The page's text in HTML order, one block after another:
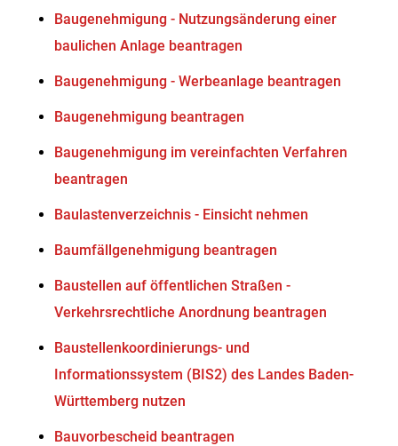
Baugenehmigung - Nutzungsänderung einer
baulichen Anlage beantragen
Baugenehmigung - Werbeanlage beantragen
Baugenehmigung beantragen
Baugenehmigung im vereinfachten Verfahren
beantragen
Baulastenverzeichnis - Einsicht nehmen
Baumfällgenehmigung beantragen
Baustellen auf öffentlichen Straßen -
Verkehrsrechtliche Anordnung beantragen
Baustellenkoordinierungs- und
Informationssystem (BIS2) des Landes Baden-
Württemberg nutzen
Bauvorbescheid beantragen